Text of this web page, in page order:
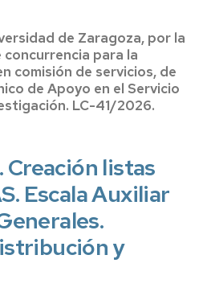
de Zaragoza, por la
para la
comisión de servicios, de
de Apoyo en el Servicio
LC-41/2026.
listas
Escala Auxiliar
y